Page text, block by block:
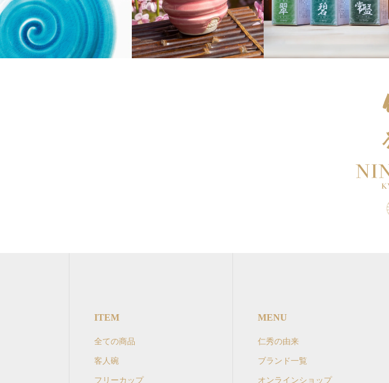
ITEM
全ての商品
客人碗
フリーカップ
MENU
仁秀の由来
ブランド一覧
オンラインショップ